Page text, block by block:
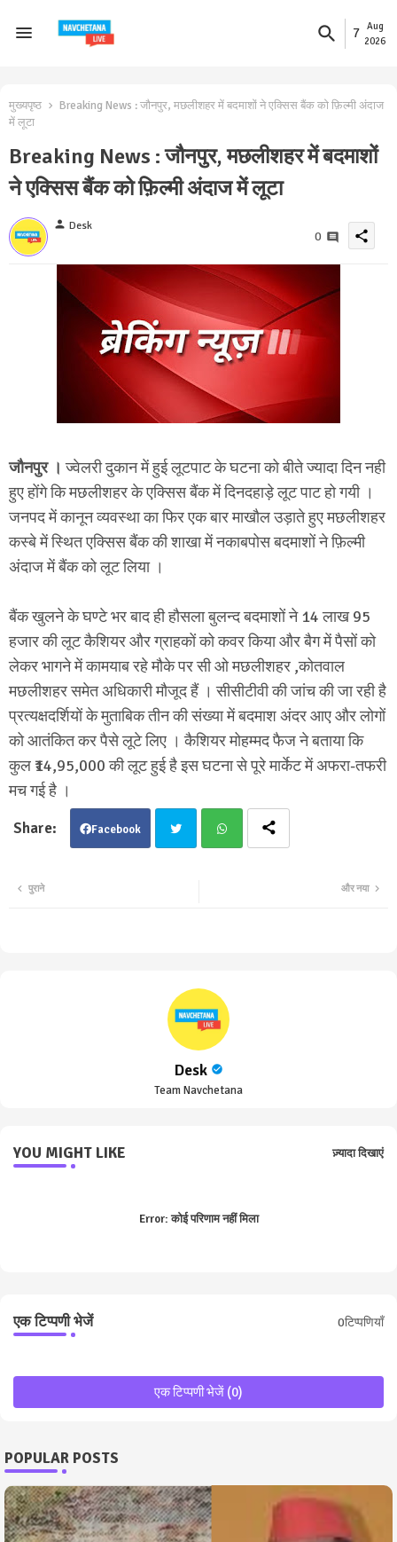
7
Aug
2026
मुख्यपृष्ठ
Breaking News : जौनपुर, मछलीशहर में बदमाशों ने एक्सिस बैंक को फ़िल्मी अंदाज
में लूटा
Breaking News : जौनपुर, मछलीशहर में बदमाशों
ने एक्सिस बैंक को फ़िल्मी अंदाज में लूटा
person Desk
0 share
जौनपुर।ज्वेलरी दुकान में हुई लूटपाट के घटना को बीते ज्यादा दिन नही
हुए होंगे कि मछलीशहर के एक्सिस बैंक में दिनदहाड़े लूट पाट हो गयी ।
जनपद में कानून व्यवस्था का फिर एक बार माखौल उड़ाते हुए मछलीशहर
कस्बे में स्थित एक्सिस बैंक की शाखा में नकाबपोस बदमाशों ने फ़िल्मी
अंदाज में बैंक को लूट लिया ।
बैंक खुलने के घण्टे भर बाद ही हौसला बुलन्द बदमाशों ने 14 लाख 95
हजार की लूट कैशियर और ग्राहकों को कवर किया और बैग में पैसों को
लेकर भागने में कामयाब रहे मौके पर सी ओ मछलीशहर ,कोतवाल
मछलीशहर समेत अधिकारी मौजूद हैं । सीसीटीवी की जांच की जा रही है
प्रत्यक्षदर्शियों के मुताबिक तीन की संख्या में बदमाश अंदर आए और लोगों
को आतंकित कर पैसे लूटे लिए । कैशियर मोहम्मद फैज ने बताया कि
कुल ₹14,95,000 की लूट हुई है इस घटना से पूरे मार्केट में अफरा-तफरी
मच गई है ।
Facebook
और नया
पुराने
Desk
Team Navchetana
YOU MIGHT LIKE ज़्यादा दिखाएं
Error:कोई परिणाम नहीं मिला
एक टिप्पणी भेजें 0टिप्पणियाँ
एक टिप्पणी भेजें (0)
POPULAR POSTS